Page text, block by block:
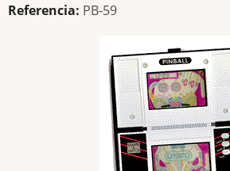
Referencia: PB-59